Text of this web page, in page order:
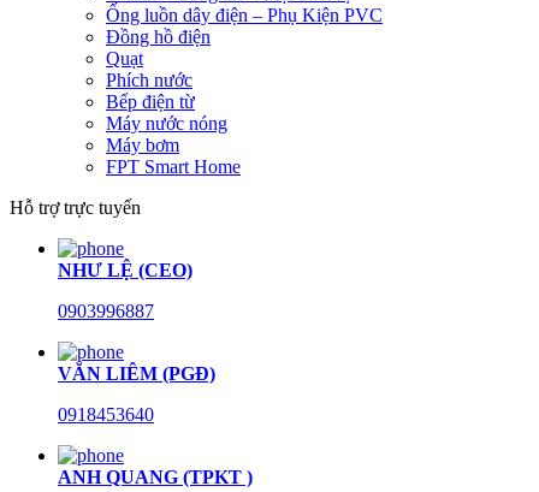
Ống luồn dây điện – Phụ Kiện PVC
Đồng hồ điện
Quạt
Phích nước
Bếp điện từ
Máy nước nóng
Máy bơm
FPT Smart Home
Hỗ trợ trực tuyến
NHƯ LỆ (CEO)
0903996887
VĂN LIÊM (PGĐ)
0918453640
ANH QUANG (TPKT )